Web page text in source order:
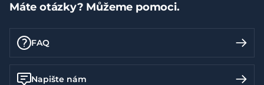
Máte otázky? Můžeme pomoci.
FAQ
Napište nám